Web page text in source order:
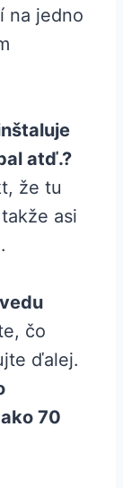
na jedno
atď.?
že tu
asi
čo
ďalej.
70